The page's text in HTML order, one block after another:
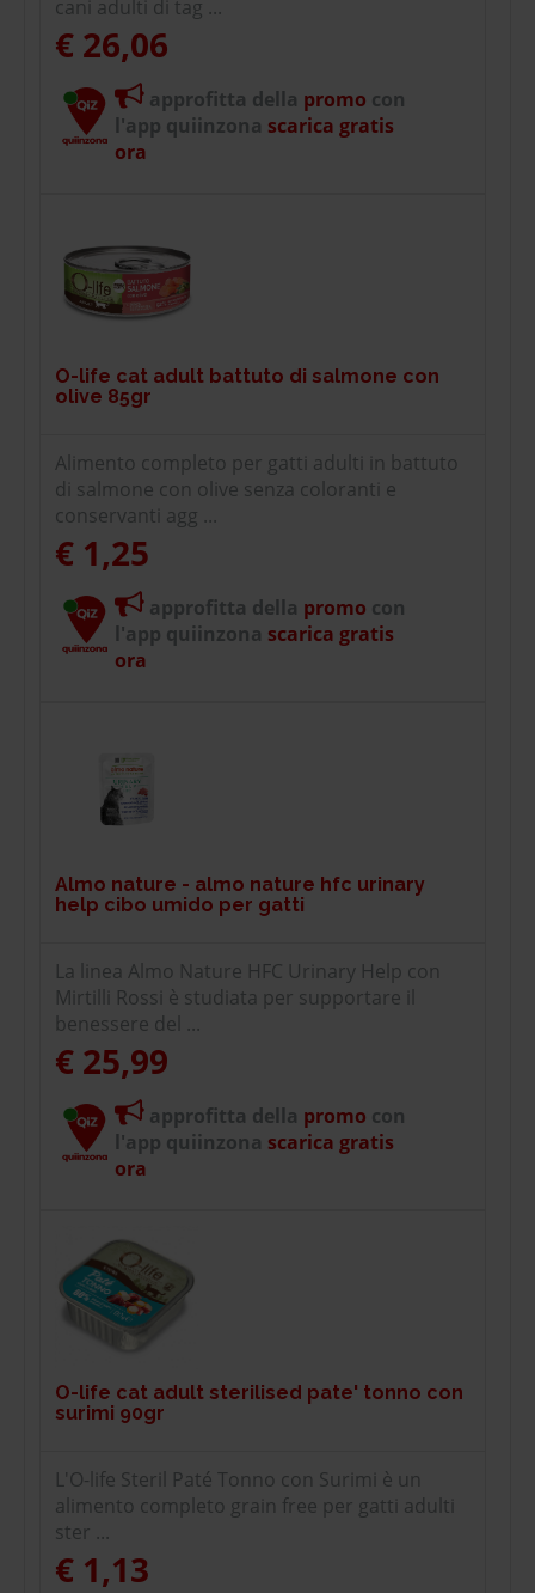
cani adulti di tag ...
€ 26,06
approfitta della promo con
l'app quiinzona scarica gratis
ora
O-life cat adult battuto di salmone con
olive 85gr
Alimento completo per gatti adulti in battuto
di salmone con olive senza coloranti e
conservanti agg ...
€ 1,25
approfitta della promo con
l'app quiinzona scarica gratis
ora
Almo nature - almo nature hfc urinary
help cibo umido per gatti
La linea Almo Nature HFC Urinary Help con
Mirtilli Rossi è studiata per supportare il
benessere del ...
€ 25,99
approfitta della promo con
l'app quiinzona scarica gratis
ora
O-life cat adult sterilised pate' tonno con
surimi 90gr
L'O-life Steril Paté Tonno con Surimi è un
alimento completo grain free per gatti adulti
ster ...
€ 1,13